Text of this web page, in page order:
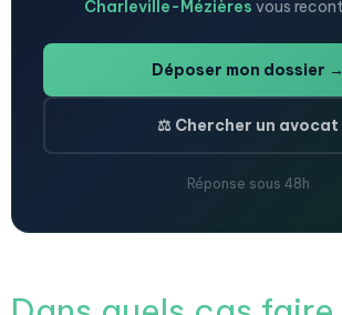
Charleville-Mézières vous
Déposer mon dossier →
⚖️ Chercher un avocat
Réponse sous 48h